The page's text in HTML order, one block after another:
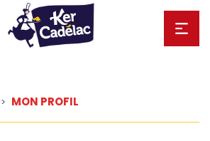
> MON PROFIL